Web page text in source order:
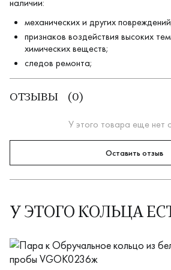
наличии:
механических и других
признаков воздействия высоких
химических веществ;
следов ремонта;
ОТЗЫВЫ ( 0)
У этого товара еще нет
Оставить отзыв
У ЭТОГО КОЛЬЦА